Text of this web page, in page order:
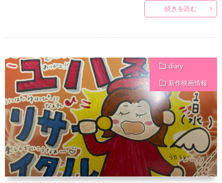
続きを読む
diary
新作映画情報